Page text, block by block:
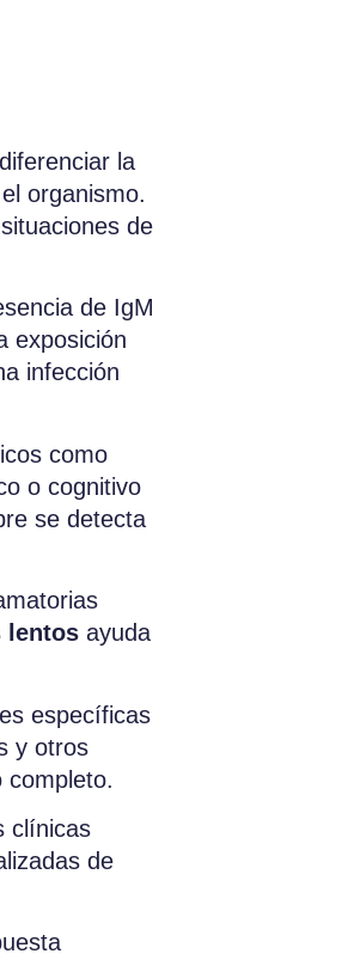
la
organismo.
de
de IgM
exposición
infección
como
o cognitivo
se detecta
lentos ayuda
específicas
y otros
completo.
clínicas
de